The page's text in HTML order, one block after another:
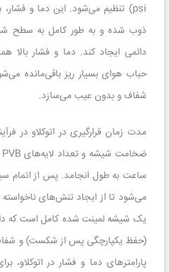
ذوب شده و به طور کامل به سطح
دائمی ایجاد کند. دما و فشار بالا
حباب هوای بسیار ریز باقی‌مانده
شفاف و بدون عیب می‌سازد.
مدت زمان قرارگیری در اتوکلاو در
ساعت به طول انجامد. پس از اتمام
می‌شود تا از ایجاد تنش‌های
یک شیشه لمینت شده کامل است که
(حفظ یکپارچگی پس از شکست) و
پارامترهای دما و فشار در اتوکلاو،